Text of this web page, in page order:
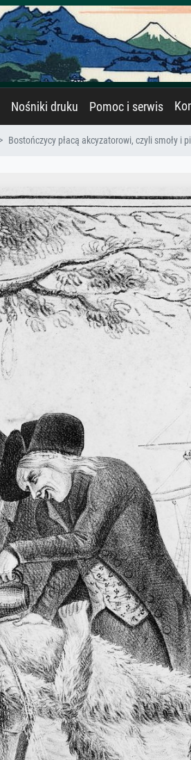
Nośniki druku Pomoc i serwis
Bostończycy płacą akcyzatorowi, czyli smoły i